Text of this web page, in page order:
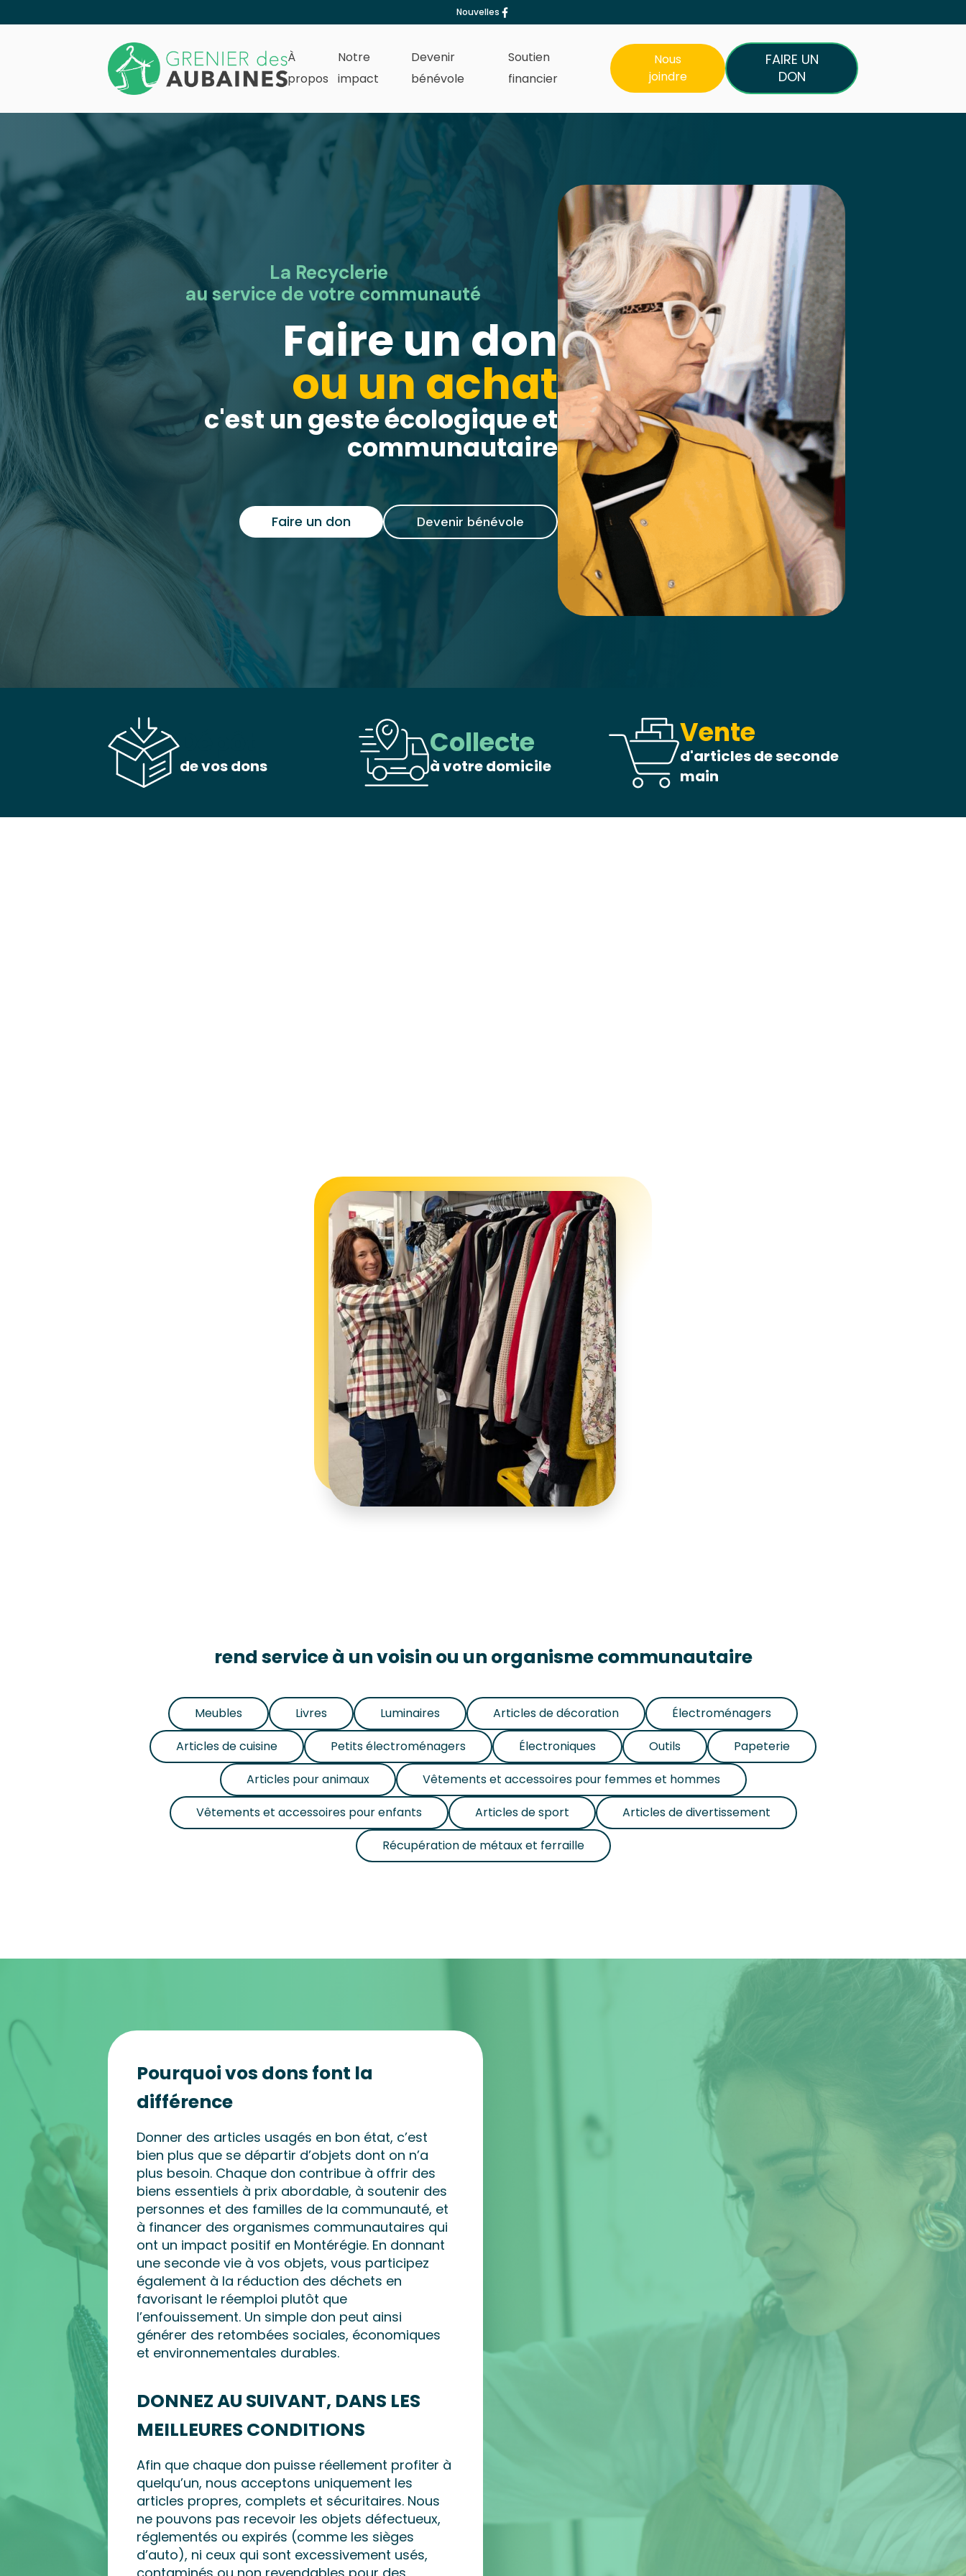
Nouvelles
À
propos
Notre
impact
Devenir
bénévole
Soutien
financier
Nous
joindre
FAIRE UN
DON
La Recyclerie
au service de votre communauté
Faire un don
ou un achat
c'est un geste écologique et
communautaire
Faire un don Devenir bénévole
de vos dons
Collecte
à votre domicile
Vente
d'articles de seconde
main
rend service à un voisin ou un organisme communautaire
Meubles Livres Luminaires Articles de décoration
Électroménagers
Articles de cuisine
Petits électroménagers Électroniques Outils
Papeterie
Articles pour animaux
Vêtements et accessoires pour femmes et hommes
Vêtements et accessoires pour enfants
Articles de sport
Articles de divertissement
Récupération de métaux et ferraille
Pourquoi vos dons font la
différence
Donner des articles usagés en bon état, c’est
bien plus que se départir d’objets dont on n’a
plus besoin. Chaque don contribue à offrir des
biens essentiels à prix abordable, à soutenir des
personnes et des familles de la communauté, et
à financer des organismes communautaires qui
ont un impact positif en Montérégie. En donnant
une seconde vie à vos objets, vous participez
également à la réduction des déchets en
favorisant le réemploi plutôt que
l’enfouissement. Un simple don peut ainsi
générer des retombées sociales, économiques
et environnementales durables.
DONNEZ AU SUIVANT, DANS LES
MEILLEURES CONDITIONS
Afin que chaque don puisse réellement profiter à
quelqu’un, nous acceptons uniquement les
articles propres, complets et sécuritaires. Nous
ne pouvons pas recevoir les objets défectueux,
réglementés ou expirés (comme les sièges
d’auto), ni ceux qui sont excessivement usés,